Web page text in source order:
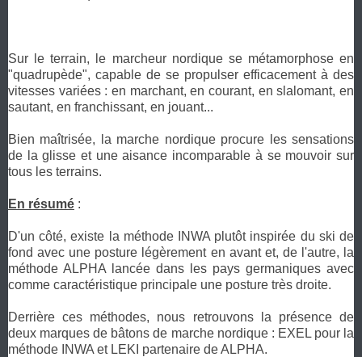
Sur le terrain, le marcheur nordique se métamorphose en
"quadrupède", capable de se propulser efficacement à des
vitesses variées : en marchant, en courant, en slalomant, en
sautant, en franchissant, en jouant...
Bien maîtrisée, la marche nordique procure les sensations
de la glisse et une aisance incomparable à se mouvoir sur
tous les terrains.
En résumé :
D'un côté, existe la méthode INWA plutôt inspirée du ski de
fond avec une posture légèrement en avant et, de l'autre, la
méthode ALPHA lancée dans les pays germaniques avec
comme caractéristique principale une posture très droite.
Derrière ces méthodes, nous retrouvons la présence de
deux marques de bâtons de marche nordique : EXEL pour la
méthode INWA et LEKI partenaire de ALPHA.